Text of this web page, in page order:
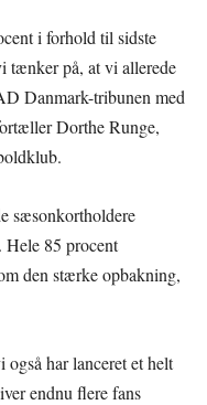
i forhold til sidste
tænker på, at vi allerede
Danmark-tribunen med
Dorthe Runge,
sæsonkortholdere
Hele 85 procent
den stærke opbakning,
har lanceret et helt
endnu flere fans